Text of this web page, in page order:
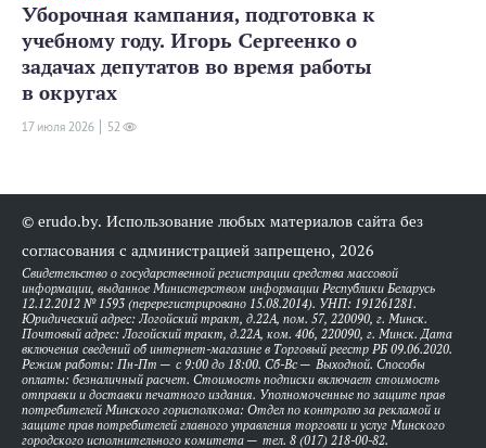
Уборочная кампания, подготовка к
учебному году. Игорь Сергеенко о
задачах депутатов во время работы
в округах
17 июля 2026 52
© erudo.by. Использование любых материалов сайта без
согласования с администрацией запрещено, 2026
Свидетельство о государственной регистрации средства массовой
информации, выданное Министерством информации Республики Беларусь
12.12.2012 № 1593 (перерегистрировано 15.08.2014). УНП: 191261281.
Юридический адрес: Логойский тракт, д.22А, пом. 57, 220090, г. Минск.
Почтовый адрес: Логойский тракт, д.22А, ком. 406, 220090, г. Минск. Дата
включения сведений об интернет-магазине в Торговый реестр РБ 09.06.2020.
Режим работы: Пн-Пт — с 9:00 до 18:00. Сб-Вс — Выходной. Способы
оплаты: безналичный расчет. Стоимость подписки включает стоимость
отправки и доставки печатного издания. Уполномоченные по защите прав
потребителей Минского горисполкома: Отдел по контролю за рекламой и
защите прав потребителей главного управления торговли и услуг Минского
городского исполнительного комитета — тел. 8 (017) 218-00-82.